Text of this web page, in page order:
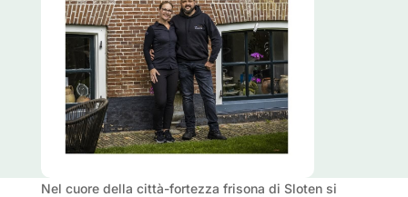
Nel cuore della città-fortezza frisona di Sloten si